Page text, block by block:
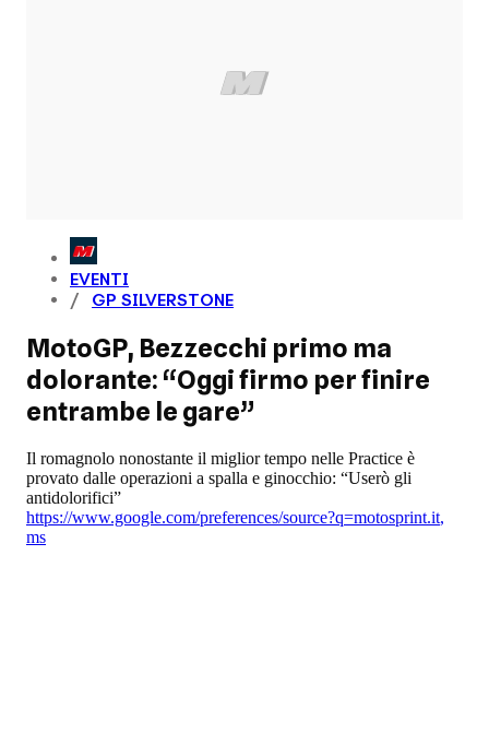
EVENTI
GP SILVERSTONE
MotoGP, Bezzecchi primo ma
dolorante: “Oggi firmo per finire
entrambe le gare”
Il romagnolo nonostante il miglior tempo nelle Practice è
provato dalle operazioni a spalla e ginocchio: “Userò gli
antidolorifici”
https://www.google.com/preferences/source?q=motosprint.it,
ms